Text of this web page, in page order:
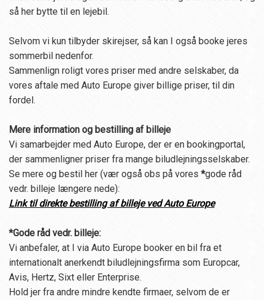
så her bytte til en lejebil.
Selvom vi kun tilbyder skirejser, så kan I også booke jeres
sommerbil nedenfor.
Sammenlign roligt vores priser med andre selskaber, da
vores aftale med Auto Europe giver billige priser, til din
fordel.
Mere information og bestilling af billeje
Vi samarbejder med Auto Europe, der er en bookingportal,
der sammenligner priser fra mange biludlejningsselskaber.
Se mere og bestil her (vær også obs på vores *gode råd
vedr. billeje længere nede):
Link til direkte bestilling af billeje ved Auto Europe
*Gode råd vedr. billeje:
Vi anbefaler, at I via Auto Europe booker en bil fra et
internationalt anerkendt biludlejningsfirma som Europcar,
Avis, Hertz, Sixt eller Enterprise.
Hold jer fra andre mindre kendte firmaer, selvom de er